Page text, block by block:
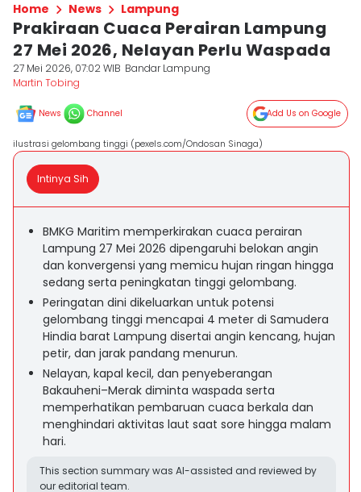
Home News Lampung
Prakiraan Cuaca Perairan Lampung
27 Mei 2026, Nelayan Perlu Waspada
27 Mei 2026, 07:02 WIB Bandar Lampung
Martin Tobing
News Channel Add Us on Google
ilustrasi gelombang tinggi (pexels.com/Ondosan Sinaga)
Intinya Sih
BMKG Maritim memperkirakan cuaca perairan
Lampung 27 Mei 2026 dipengaruhi belokan angin
dan konvergensi yang memicu hujan ringan hingga
sedang serta peningkatan tinggi gelombang.
Peringatan dini dikeluarkan untuk potensi
gelombang tinggi mencapai 4 meter di Samudera
Hindia barat Lampung disertai angin kencang, hujan
petir, dan jarak pandang menurun.
Nelayan, kapal kecil, dan penyeberangan
Bakauheni–Merak diminta waspada serta
memperhatikan pembaruan cuaca berkala dan
menghindari aktivitas laut saat sore hingga malam
hari.
This section summary was AI-assisted and reviewed by
our editorial team.